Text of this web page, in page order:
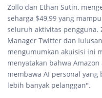
Zollo dan Ethan Sutin,
seharga $49,99 yang
seluruh aktivitas pengguna.
Manager Twitter dan
mengumumkan akuisisi ini
menyatakan bahwa
membawa AI personal
lebih banyak pelanggan".